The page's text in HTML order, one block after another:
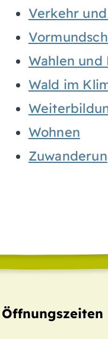
Verkehr
Wahlen
Wald im
Wohnen